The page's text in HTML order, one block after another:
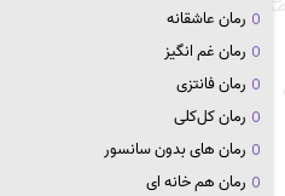
رمان عاشقانه
رمان غم انگیز
رمان فانتزی
رمان کل‌کلی
رمان های بدون سانسور
رمان هم خانه ای